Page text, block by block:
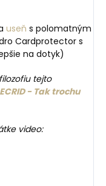
useň s polomatným
Cardprotector s
na dotyk)
tejto
- Tak trochu
video: